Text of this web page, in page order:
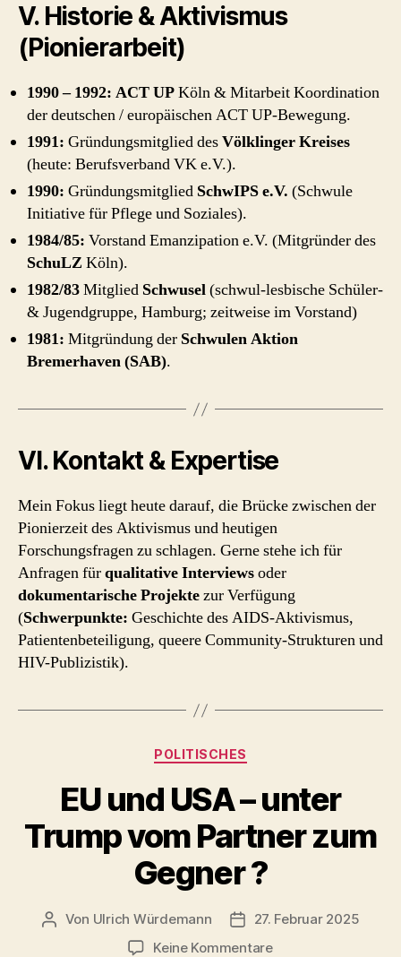
V. Historie & Aktivismus
(Pionierarbeit)
1990 – 1992: ACT UPKöln & Mitarbeit Koordination
der deutschen / europäischen ACT UP-Bewegung.
1991: Gründungsmitglied desVölklinger Kreises
(heute: Berufsverband VK e.V.).
1990: Gründungsmitglied SchwIPS e.V. (Schwule
Initiative für Pflege und Soziales).
1984/85: Vorstand Emanzipation e.V. (Mitgründer des
SchuLZ Köln).
1982/83Mitglied Schwusel(schwul-lesbische Schüler-
& Jugendgruppe, Hamburg; zeitweise im Vorstand)
1981: Mitgründung der Schwulen Aktion
Bremerhaven (SAB).
VI. Kontakt & Expertise
Mein Fokus liegt heute darauf, die Brücke zwischen der
Pionierzeit des Aktivismus und heutigen
Forschungsfragen zu schlagen. Gerne stehe ich für
Anfragen fürqualitative Interviewsoder
dokumentarische Projektezur Verfügung
(Schwerpunkte: Geschichte des AIDS-Aktivismus,
Patientenbeteiligung, queere Community-Strukturen und
HIV-Publizistik).
Kategorien
POLITISCHES
EU und USA – unter
Trump vom Partner zum
Gegner ?
Beitragsautor
Von Ulrich Würdemann Beitragsdatum
27. Februar 2025
Keine Kommentarezu